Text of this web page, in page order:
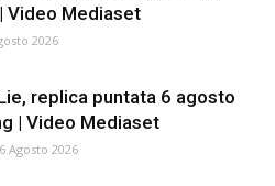
Video Mediaset
2026
replica puntata 6 agosto
| Video Mediaset
6 Agosto 2026